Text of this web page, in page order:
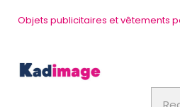
Objets publicitaires et vêtements